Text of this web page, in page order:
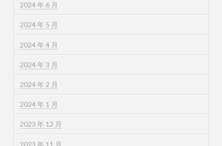
2024 年 6 月
2024 年 5 月
2024 年 4 月
2024 年 3 月
2024 年 2 月
2024 年 1 月
2023 年 12 月
2023 年 11 月